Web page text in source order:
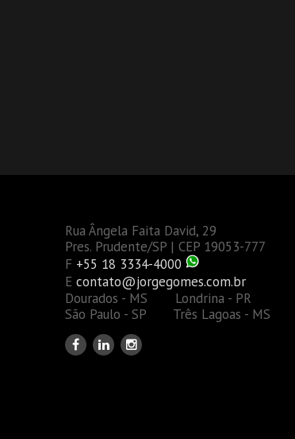
Rua Ângela Faita David, 29
Pres. Prudente/SP | CEP 19053-777
F +55 18 3334-4000
E contato@jorgegomes.com.br
Dourados - MS Londrina - PR
São Paulo - SP Três Lagoas - MS